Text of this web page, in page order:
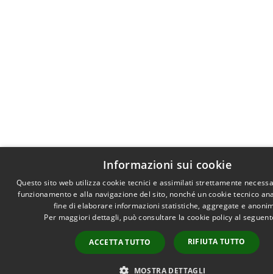
Informazioni sui cookie
Questo sito web utilizza cookie tecnici e assimilati strettamente
funzionamento e alla navigazione del sito, nonché un cookie tecnico
fine di elaborare informazioni statistiche, aggregate e
Per maggiori dettagli, può consultare la cookie policy al
ACCETTA TUTTO RIFIUTA TUTTO
MOSTRA DETTAGLI